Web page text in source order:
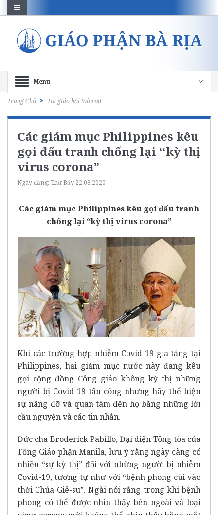
Menu
Trang Chủ Tin giáo hội toàn vũ
Các giám mục Philippines kêu
gọi đấu tranh chống lại ‘‘kỳ thị
virus corona”
Ngày đăng: Thứ Bảy 22.08.2020
Các giám mục Philippines kêu gọi đấu tranh
chống lại ‘‘kỳ thị virus corona”
Khi các trường hợp nhiễm Covid-19 gia tăng tại
Philippines, hai giám mục nước này đang kêu
gọi cộng đồng Công giáo không kỳ thị những
người bị Covid-19 tấn công nhưng hãy thể hiện
sự nâng đỡ và quan tâm đến họ bằng những lời
cầu nguyện và các tin nhắn.
Đức cha Broderick Pabillo, Đại diện Tông tòa của
Tổng Giáo phận Manila, lưu ý rằng ngày càng có
nhiều “sự kỳ thị” đối với những người bị nhiễm
Covid-19, tương tự như với “bệnh phong cùi vào
thời Chúa Giê-su”. Ngài nói rằng trong khi bệnh
phong có thể được nhìn thấy bên ngoài và loại